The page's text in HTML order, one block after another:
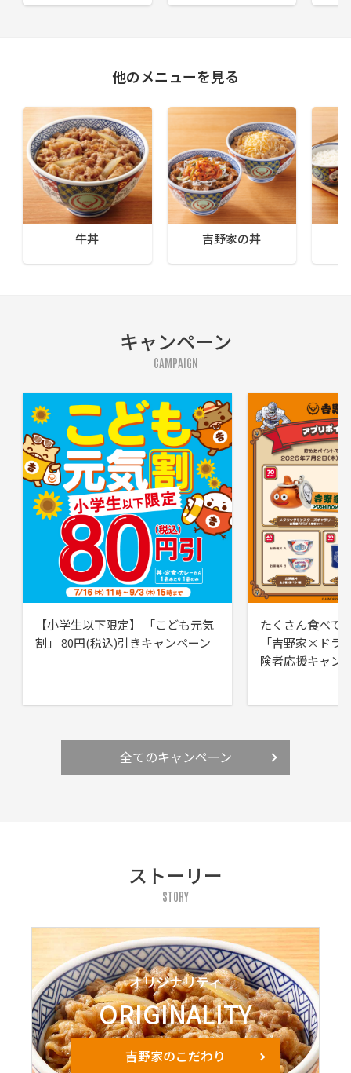
他のメニューを見る
牛丼 吉野家の丼
キャンペーン
CAMPAIGN
【小学生以下限定】 「こども元気
割」 80円(税込)引きキャンペーン
たくさん食べて
「吉野家×ドラ
険者応援キャン
全てのキャンペーン
ストーリー
STORY
オリジナリティ
ORIGINALITY
吉野家のこだわり